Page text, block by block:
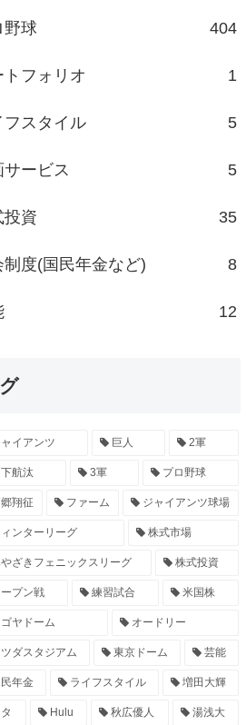
野球 404
トフォリオ 1
フスタイル 5
サービス 5
投資 35
制度(国民年金など) 8
12
イアンツ 巨人 2軍
航汰 3軍 プロ野球
郷翔征 ファーム ジャイアンツ球場
ンターリーグ 株式市場
ざきフェニックスリーグ 株式投資
プン戦 練習試合 米国株
ヤドーム オードリー
ダスタジアム 東京ドーム 芸能
民年金 ライフスタイル 増田大輝
Hulu 秋広優人 湯浅大